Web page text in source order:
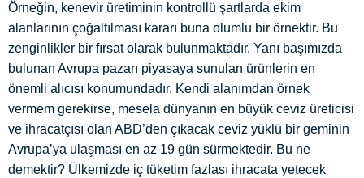
Örneğin, kenevir üretiminin kontrollü şartlarda ekim
alanlarının çoğaltılması kararı buna olumlu bir örnektir. Bu
zenginlikler bir fırsat olarak bulunmaktadır. Yanı başımızda
bulunan Avrupa pazarı piyasaya sunulan ürünlerin en
önemli alıcısı konumundadır. Kendi alanımdan örnek
vermem gerekirse, mesela dünyanın en büyük ceviz üreticisi
ve ihracatçısı olan ABD’den çıkacak ceviz yüklü bir geminin
Avrupa’ya ulaşması en az 19 gün sürmektedir. Bu ne
demektir? Ülkemizde iç tüketim fazlası ihracata yetecek